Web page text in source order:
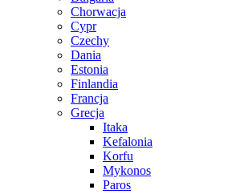
Chorwacja
Cypr
Czechy
Dania
Estonia
Finlandia
Francja
Grecja
Itaka
Kefalonia
Korfu
Mykonos
Paros